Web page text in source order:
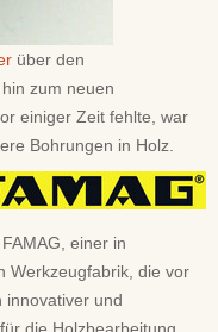
über den
hin zum neuen
einiger Zeit fehlte, war
Bohrungen in Holz.
einer in
Werkzeugfabrik, die vor
innovativer und